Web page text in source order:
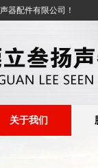
器配件有限公司！
关于我们